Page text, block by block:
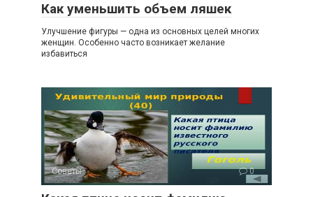
Как уменьшить объем ляшек
Улучшение фигуры — одна из основных целей многих
женщин. Особенно часто возникает желание
избавиться
Советы 0